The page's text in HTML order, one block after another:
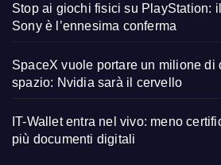
Stop ai giochi fisici su PlayStation:
Sony è l’ennesima conferma
SpaceX vuole portare un milione di
spazio: Nvidia sarà il cervello
IT-Wallet entra nel vivo: meno
più documenti digitali